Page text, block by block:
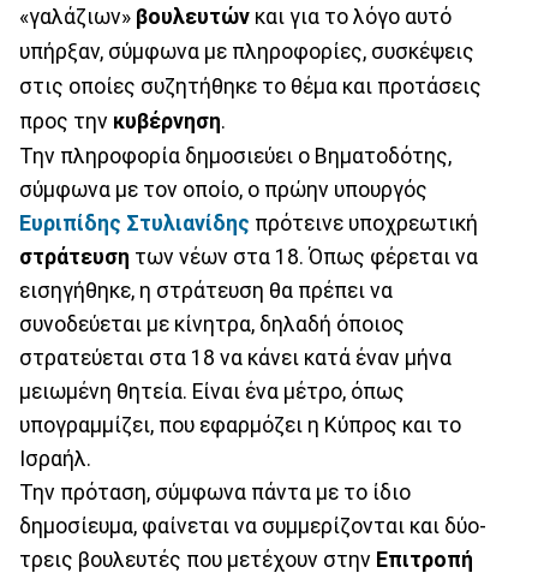
«γαλάζιων» βουλευτών και για το λόγο αυτό
υπήρξαν, σύμφωνα με πληροφορίες, συσκέψεις
στις οποίες συζητήθηκε το θέμα και προτάσεις
προς την κυβέρνηση.
Την πληροφορία δημοσιεύει ο Βηματοδότης,
σύμφωνα με τον οποίο, ο πρώην υπουργός
Ευριπίδης Στυλιανίδης πρότεινε υποχρεωτική
στράτευση των νέων στα 18. Όπως φέρεται να
εισηγήθηκε, η στράτευση θα πρέπει να
συνοδεύεται με κίνητρα, δηλαδή όποιος
στρατεύεται στα 18 να κάνει κατά έναν μήνα
μειωμένη θητεία. Είναι ένα μέτρο, όπως
υπογραμμίζει, που εφαρμόζει η Κύπρος και το
Ισραήλ.
Την πρόταση, σύμφωνα πάντα με το ίδιο
δημοσίευμα, φαίνεται να συμμερίζονται και δύο-
τρεις βουλευτές που μετέχουν στην Επιτροπή